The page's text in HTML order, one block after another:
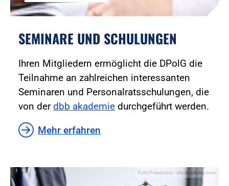
SEMINARE UND SCHULUNGEN
Ihren Mitgliedern ermöglicht die DPolG die
Teilnahme an zahlreichen interessanten
Seminaren und Personalratsschulungen, die
von derdbb akademie durchgeführt werden.
Mehr erfahren
Foto:Freedomz - stock.adobe.com